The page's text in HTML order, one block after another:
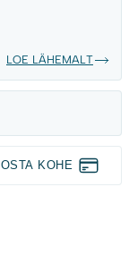
LOE LÄHEMALT
OSTA KOHE